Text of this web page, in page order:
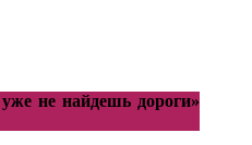
не найдешь дороги»